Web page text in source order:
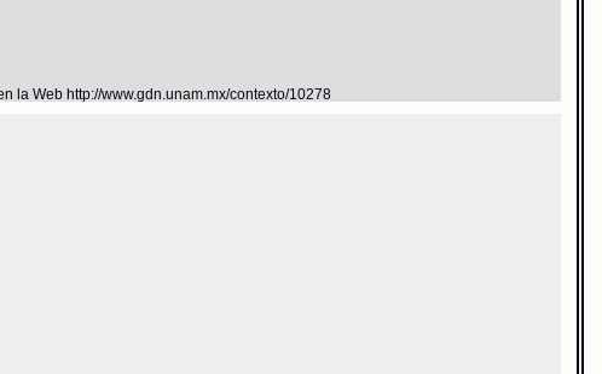
la Web http://www.gdn.unam.mx/contexto/10278